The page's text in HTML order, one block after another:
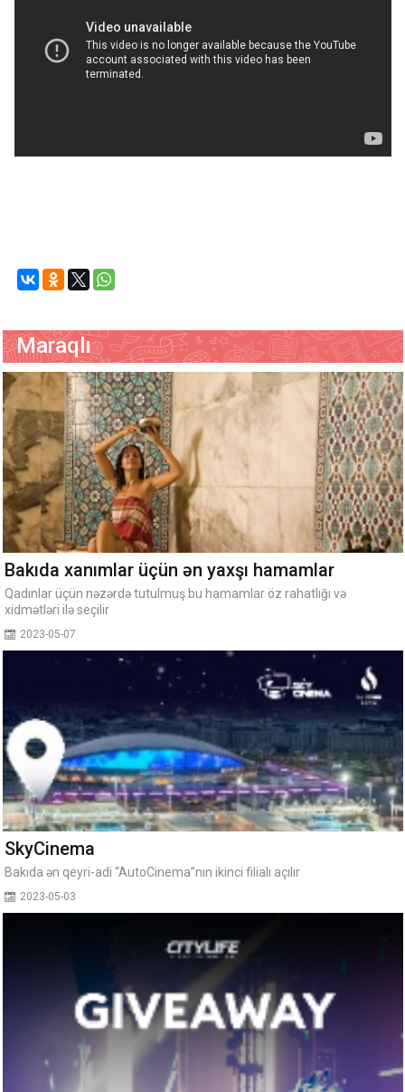
Maraqlı
Bakıda xanımlar üçün ən yaxşı hamamlar
Qadınlar üçün nəzərdə tutulmuş bu hamamlar öz rahatlığı və
xidmətləri ilə seçilir
2023-05-07
SkyCinema
Bakıda ən qeyri-adi “AutoCinema”nın ikinci filialı açılır
2023-05-03